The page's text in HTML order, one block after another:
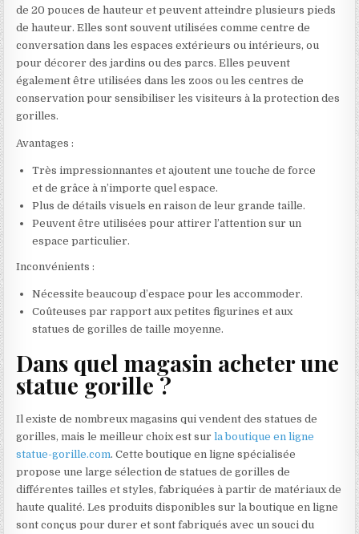
de 20 pouces de hauteur et peuvent atteindre plusieurs pieds
de hauteur. Elles sont souvent utilisées comme centre de
conversation dans les espaces extérieurs ou intérieurs, ou
pour décorer des jardins ou des parcs. Elles peuvent
également être utilisées dans les zoos ou les centres de
conservation pour sensibiliser les visiteurs à la protection des
gorilles.
Avantages :
Très impressionnantes et ajoutent une touche de force
et de grâce à n’importe quel espace.
Plus de détails visuels en raison de leur grande taille.
Peuvent être utilisées pour attirer l’attention sur un
espace particulier.
Inconvénients :
Nécessite beaucoup d’espace pour les accommoder.
Coûteuses par rapport aux petites figurines et aux
statues de gorilles de taille moyenne.
Dans quel magasin acheter une
statue gorille ?
Il existe de nombreux magasins qui vendent des statues de
gorilles, mais le meilleur choix est surla boutique en ligne
statue-gorille.com. Cette boutique en ligne spécialisée
propose une large sélection de statues de gorilles de
différentes tailles et styles, fabriquées à partir de matériaux de
haute qualité. Les produits disponibles sur la boutique en ligne
sont conçus pour durer et sont fabriqués avec un souci du